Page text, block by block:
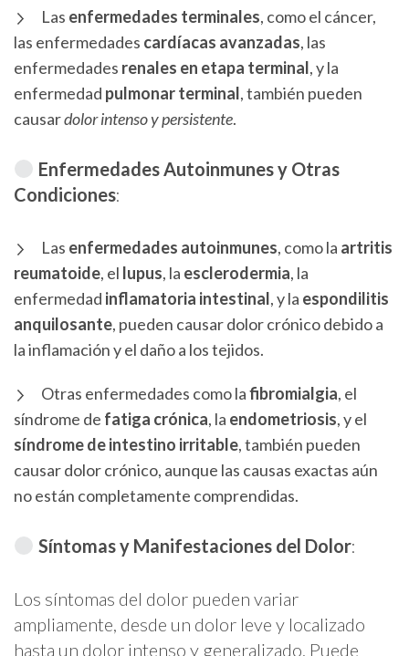
Las enfermedades terminales, como el cáncer,
las enfermedades cardíacas avanzadas, las
enfermedades renales en etapa terminal, y la
enfermedad pulmonar terminal, también pueden
causardolor intenso y persistente.
Enfermedades Autoinmunes y Otras
Condiciones:
Las enfermedades autoinmunes, como la artritis
reumatoide, el lupus, la esclerodermia, la
enfermedad inflamatoria intestinal, y la espondilitis
anquilosante, pueden causar dolor crónico debido a
la inflamación y el daño a los tejidos.
Otras enfermedades como lafibromialgia, el
síndrome de fatiga crónica, la endometriosis, y el
síndrome de intestino irritable, también pueden
causar dolor crónico, aunque las causas exactas aún
no están completamente comprendidas.
Síntomas y Manifestaciones del Dolor:
Los síntomas del dolor pueden variar
ampliamente, desde un dolor leve y localizado
hasta un dolor intenso y generalizado. Puede